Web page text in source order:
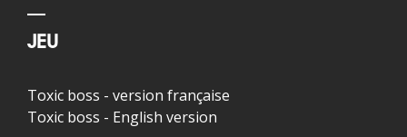
JEU
Toxic boss - version française
Toxic boss - English version